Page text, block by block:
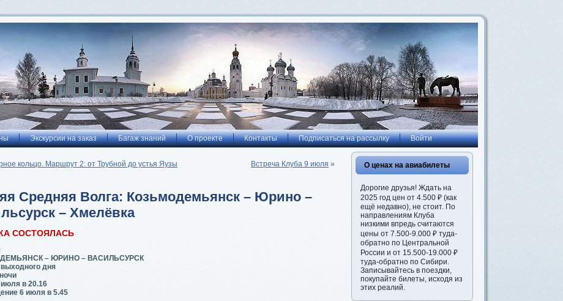
Экскурсии на заказ Багаж знаний О проекте Контакты Подписаться на рассылку Войти
кольцо. Маршрут 2: от Трубной до устья Яузы Встреча Клуба 9 июля »
Средняя Волга: Козьмодемьянск – Юрино –
– Хмелёвка
СОСТОЯЛАСЬ
– ЮРИНО – ВАСИЛЬСУРСК
дня
в 20.16
6 июля в 5.45
О ценах на авиабилеты
Дорогие друзья! Ждать на
2025 год цен от 4.500 ₽ (как
ещё недавно), не стоит. По
направлениям Клуба
низкими впредь считаются
цены от 7.500-9.000 ₽ туда-
обратно по Центральной
России и от 15.500-19.000 ₽
туда-обратно по Сибири.
Записывайтесь в поездки,
покупайте билеты, исходя из
этих реалий.